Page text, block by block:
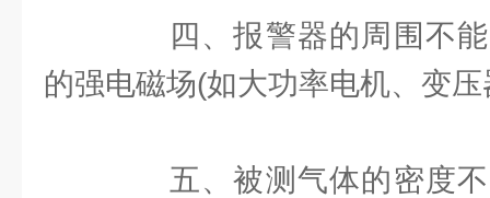
四、报警器的周围不能
的强电磁场(如大功率电机、变压
五、被测气体的密度不